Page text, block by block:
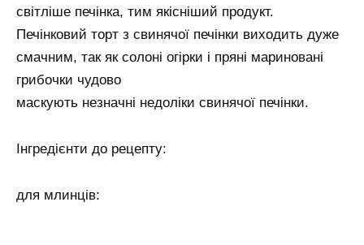
світліше печінка, тим якісніший продукт.
Печінковий торт з свинячої печінки виходить дуже
смачним, так як солоні огірки і пряні мариновані
грибочки чудово
маскують незначні недоліки свинячої печінки.
Інгредієнти до рецепту:
для млинців: